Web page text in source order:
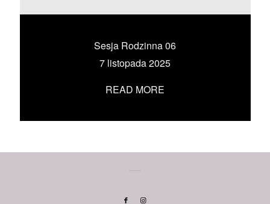
Sesja Rodzinna 06
7 listopada 2025
READ MORE
UMÓW SIĘ ZE MNĄ →